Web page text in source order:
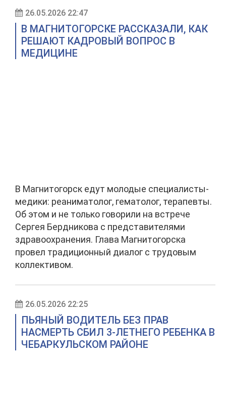
26.05.2026 22:47
В МАГНИТОГОРСКЕ РАССКАЗАЛИ, КАК
РЕШАЮТ КАДРОВЫЙ ВОПРОС В
МЕДИЦИНЕ
В Магнитогорск едут молодые специалисты-
медики: реаниматолог, гематолог, терапевты.
Об этом и не только говорили на встрече
Сергея Бердникова с представителями
здравоохранения. Глава Магнитогорска
провел традиционный диалог с трудовым
коллективом.
26.05.2026 22:25
ПЬЯНЫЙ ВОДИТЕЛЬ БЕЗ ПРАВ
НАСМЕРТЬ СБИЛ 3-ЛЕТНЕГО РЕБЕНКА В
ЧЕБАРКУЛЬСКОМ РАЙОНЕ